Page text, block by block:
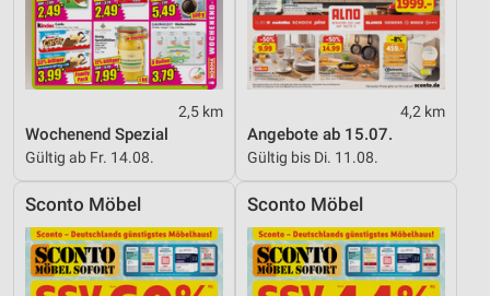
2,5 km
Wochenend Spezial
Gültig ab Fr. 14.08.
4,2 km
Angebote ab 15.07.
Gültig bis Di. 11.08.
Sconto Möbel Sconto Möbel